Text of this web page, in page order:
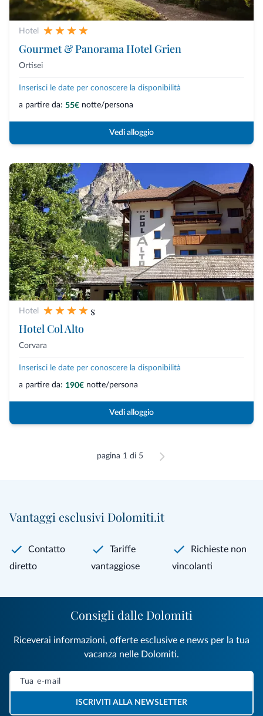
Hotel
Gourmet & Panorama Hotel Grien
Ortisei
Inserisci le date per conoscere la disponibilità
a partire da: 55€ notte/persona
Vedi alloggio
Hotel
s
Hotel Col Alto
Corvara
Inserisci le date per conoscere la disponibilità
a partire da: 190€ notte/persona
Vedi alloggio
pagina 1 di 5
Vantaggi esclusivi Dolomiti.it
Contatto
diretto
Tariffe
vantaggiose
Richieste non
vincolanti
Consigli dalle Dolomiti
Riceverai informazioni, offerte esclusive e news per la tua
vacanza nelle Dolomiti.
ISCRIVITI ALLA NEWSLETTER